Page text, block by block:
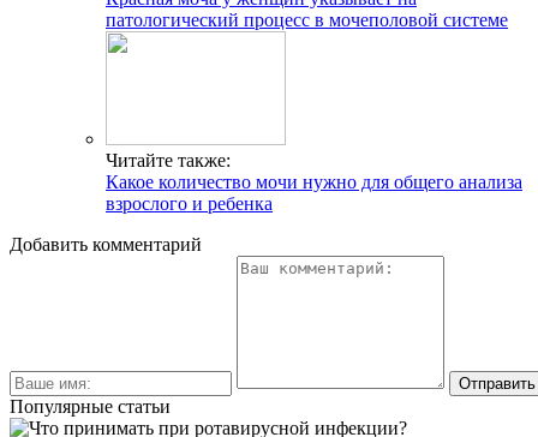
патологический процесс в мочеполовой системе
Читайте также:
Какое количество мочи нужно для общего анализа
взрослого и ребенка
Добавить комментарий
Популярные статьи